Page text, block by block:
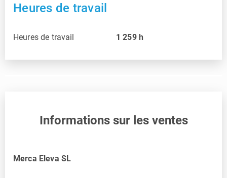
Heures de travail
Heures de travail 1 259 h
Informations sur les ventes
Merca Eleva SL